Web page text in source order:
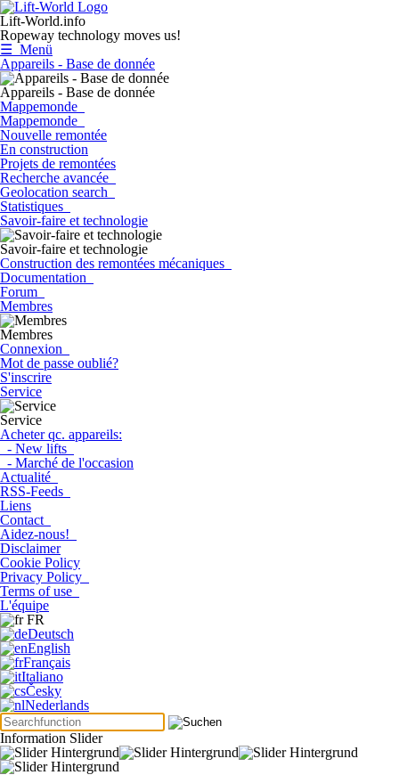
Lift-World.info
Ropeway technology moves us!
☰ Menü
Appareils - Base de donnée
Appareils - Base de donnée
Mappemonde
Mappemonde
Nouvelle remontée
En construction
Projets de remontées
Recherche avancée
Geolocation search
Statistiques
Savoir-faire et technologie
Savoir-faire et technologie
Construction des remontées mécaniques
Documentation
Forum
Membres
Membres
Connexion
Mot de passe oublié?
S'inscrire
Service
Service
Acheter qc. appareils:
- New lifts
- Marché de l'occasion
Actualité
RSS-Feeds
Liens
Contact
Aidez-nous!
Disclaimer
Cookie Policy
Privacy Policy
Terms of use
L'équipe
FR
Deutsch
English
Français
Italiano
Česky
Nederlands
Information Slider